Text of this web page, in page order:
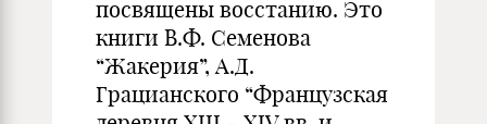
посвящены восстанию. Это
книги В.Ф. Семенова
“Жакерия”, А.Д.
Грацианского “Французская